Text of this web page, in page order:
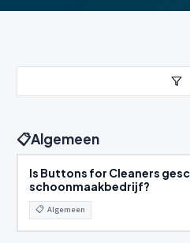
Buttons for Cleaners is
📋Algemeen
Is Buttons for Cleaners
schoonmaakbedrijf?
📋 Algemeen